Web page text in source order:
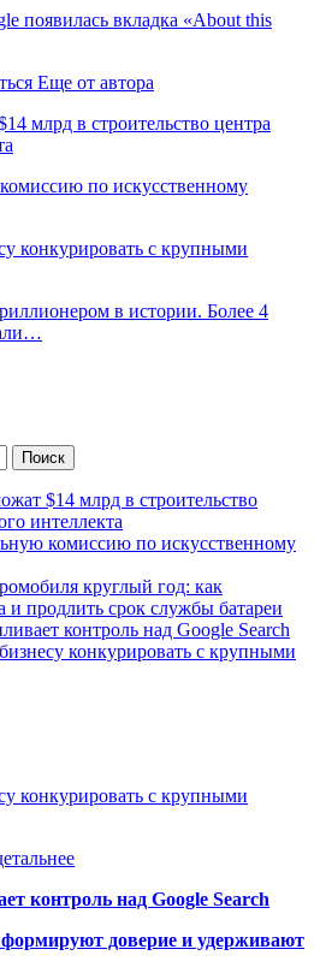
появилась вкладка «About this
Еще от автора
млрд в строительство центра
по искусственному
конкурировать с крупными
в истории. Более 4
$14 млрд в строительство
интеллекта
комиссию по искусственному
круглый год: как
и продлить срок службы батареи
контроль над Google Search
конкурировать с крупными
конкурировать с крупными
контроль над Google Search
доверие и удерживают